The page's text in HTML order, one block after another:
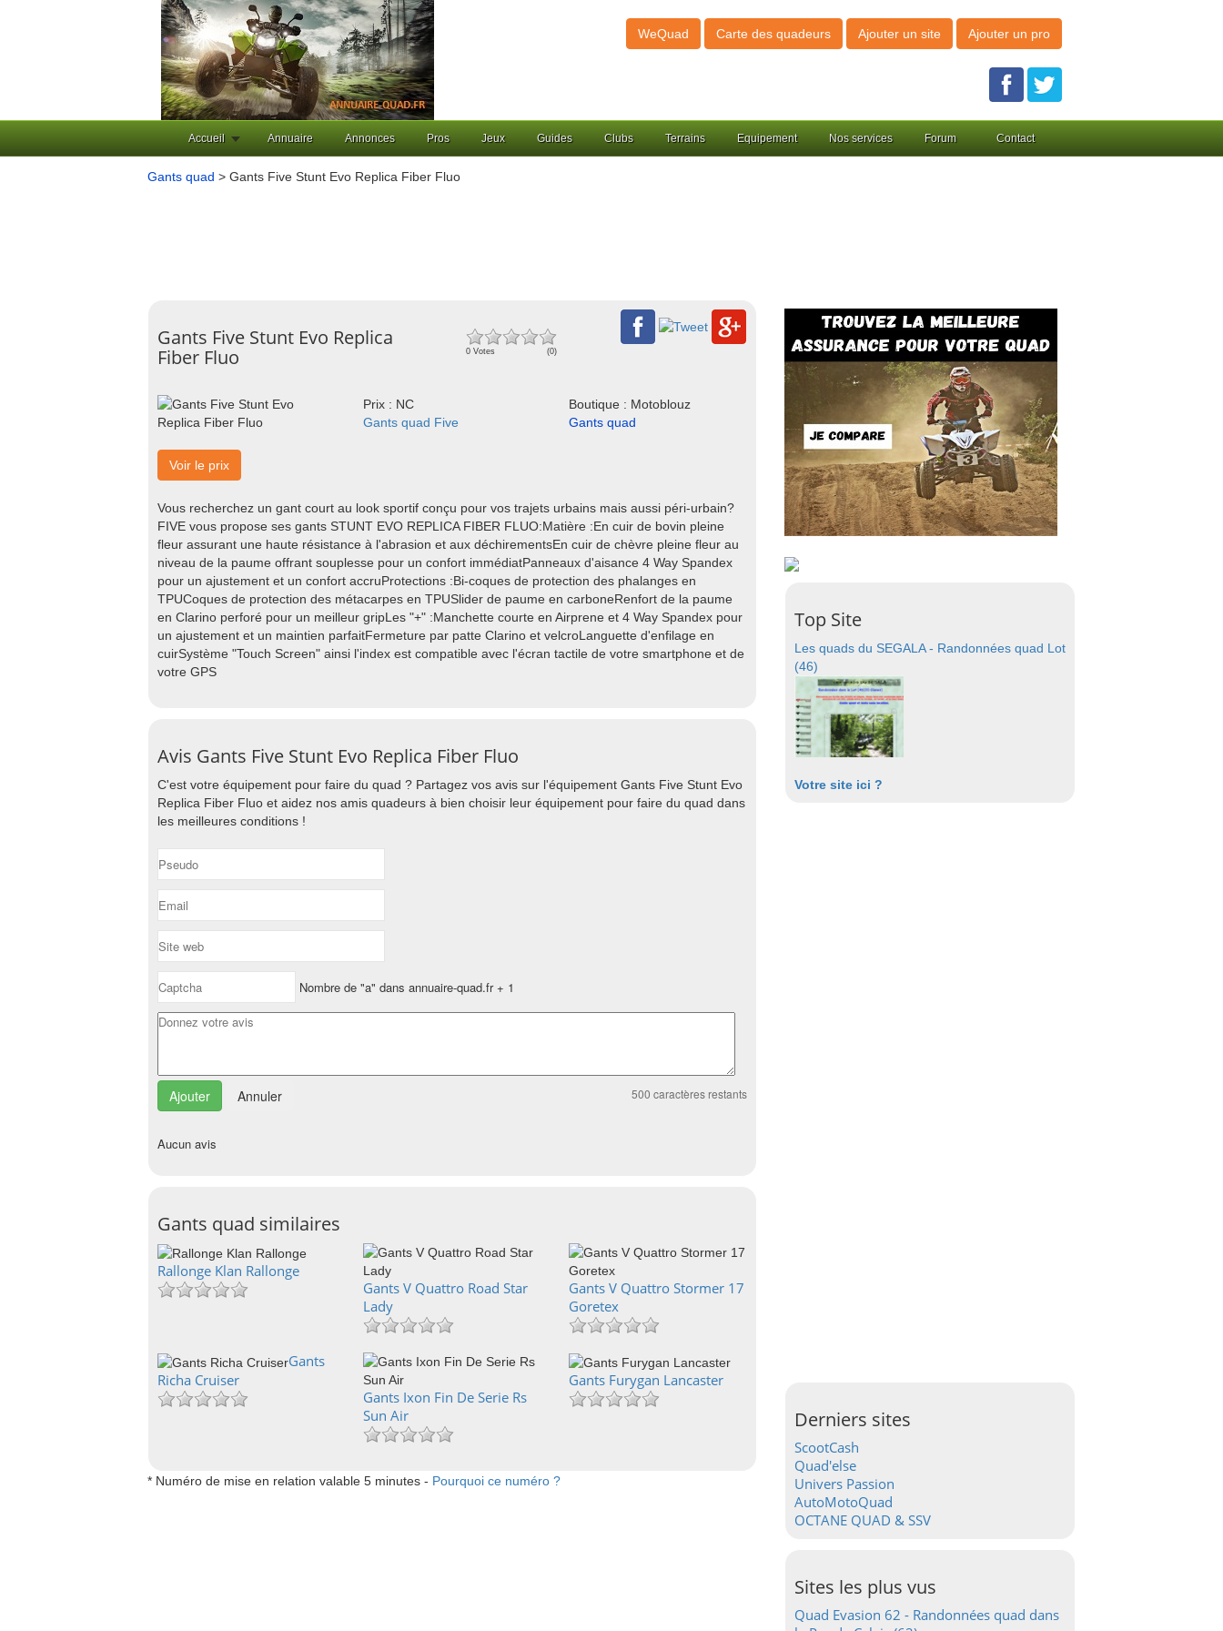
WeQuad Carte des quadeurs Ajouter un site Ajouter un pro
Accueil Annuaire Annonces Pros Jeux Guides Clubs Terrains Equipement Nos services Forum Contact
Gants quad > Gants Five Stunt Evo Replica Fiber Fluo
Gants Five Stunt Evo Replica
Fiber Fluo
0 Votes (0)
Prix : NC
Boutique : Motoblouz
Gants quad Five
Gants quad
Voir le prix
Vous recherchez un gant court au look sportif conçu pour vos trajets urbains mais aussi péri-urbain?
FIVE vous propose ses gants STUNT EVO REPLICA FIBER FLUO:Matière :En cuir de bovin pleine
fleur assurant une haute résistance à l'abrasion et aux déchirementsEn cuir de chèvre pleine fleur au
niveau de la paume offrant souplesse pour un confort immédiatPanneaux d'aisance 4 Way Spandex
pour un ajustement et un confort accruProtections :Bi-coques de protection des phalanges en
TPUCoques de protection des métacarpes en TPUSlider de paume en carboneRenfort de la paume
en Clarino perforé pour un meilleur gripLes "+" :Manchette courte en Airprene et 4 Way Spandex pour
un ajustement et un maintien parfaitFermeture par patte Clarino et velcroLanguette d'enfilage en
cuirSystème "Touch Screen" ainsi l'index est compatible avec l'écran tactile de votre smartphone et de
votre GPS
Avis Gants Five Stunt Evo Replica Fiber Fluo
C'est votre équipement pour faire du quad ? Partagez vos avis sur l'équipement Gants Five Stunt Evo
Replica Fiber Fluo et aidez nos amis quadeurs à bien choisir leur équipement pour faire du quad dans
les meilleures conditions !
Nombre de "a" dans annuaire-quad.fr + 1
Annuler 500 caractères restants
Aucun avis
Gants quad similaires
Rallonge Klan Rallonge
Gants V Quattro Road Star
Lady
Gants V Quattro Stormer 17
Goretex
Gants
Richa Cruiser
Gants Ixon Fin De Serie Rs
Sun Air
Gants Furygan Lancaster
* Numéro de mise en relation valable 5 minutes - Pourquoi ce numéro ?
Top Site
Les quads du SEGALA - Randonnées quad Lot
(46)
Votre site ici ?
Derniers sites
ScootCash
Quad'else
Univers Passion
AutoMotoQuad
OCTANE QUAD & SSV
Sites les plus vus
Quad Evasion 62 - Randonnées quad dans